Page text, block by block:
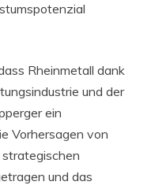
Rheinmetall dank
und der
ein
Vorhersagen von
und das